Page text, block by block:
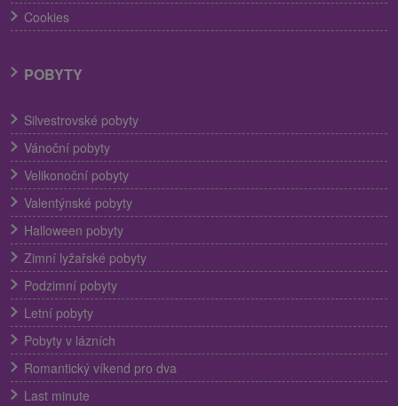
Cookies
POBYTY
Silvestrovské pobyty
Vánoční pobyty
Velikonoční pobyty
Valentýnské pobyty
Halloween pobyty
Zimní lyžařské pobyty
Podzimní pobyty
Letní pobyty
Pobyty v lázních
Romantický víkend pro dva
Last minute